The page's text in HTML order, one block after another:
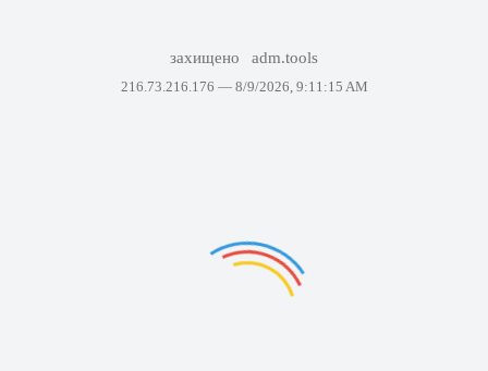
захищено adm.tools
216.73.216.176 — 8/9/2026, 9:11:15 AM